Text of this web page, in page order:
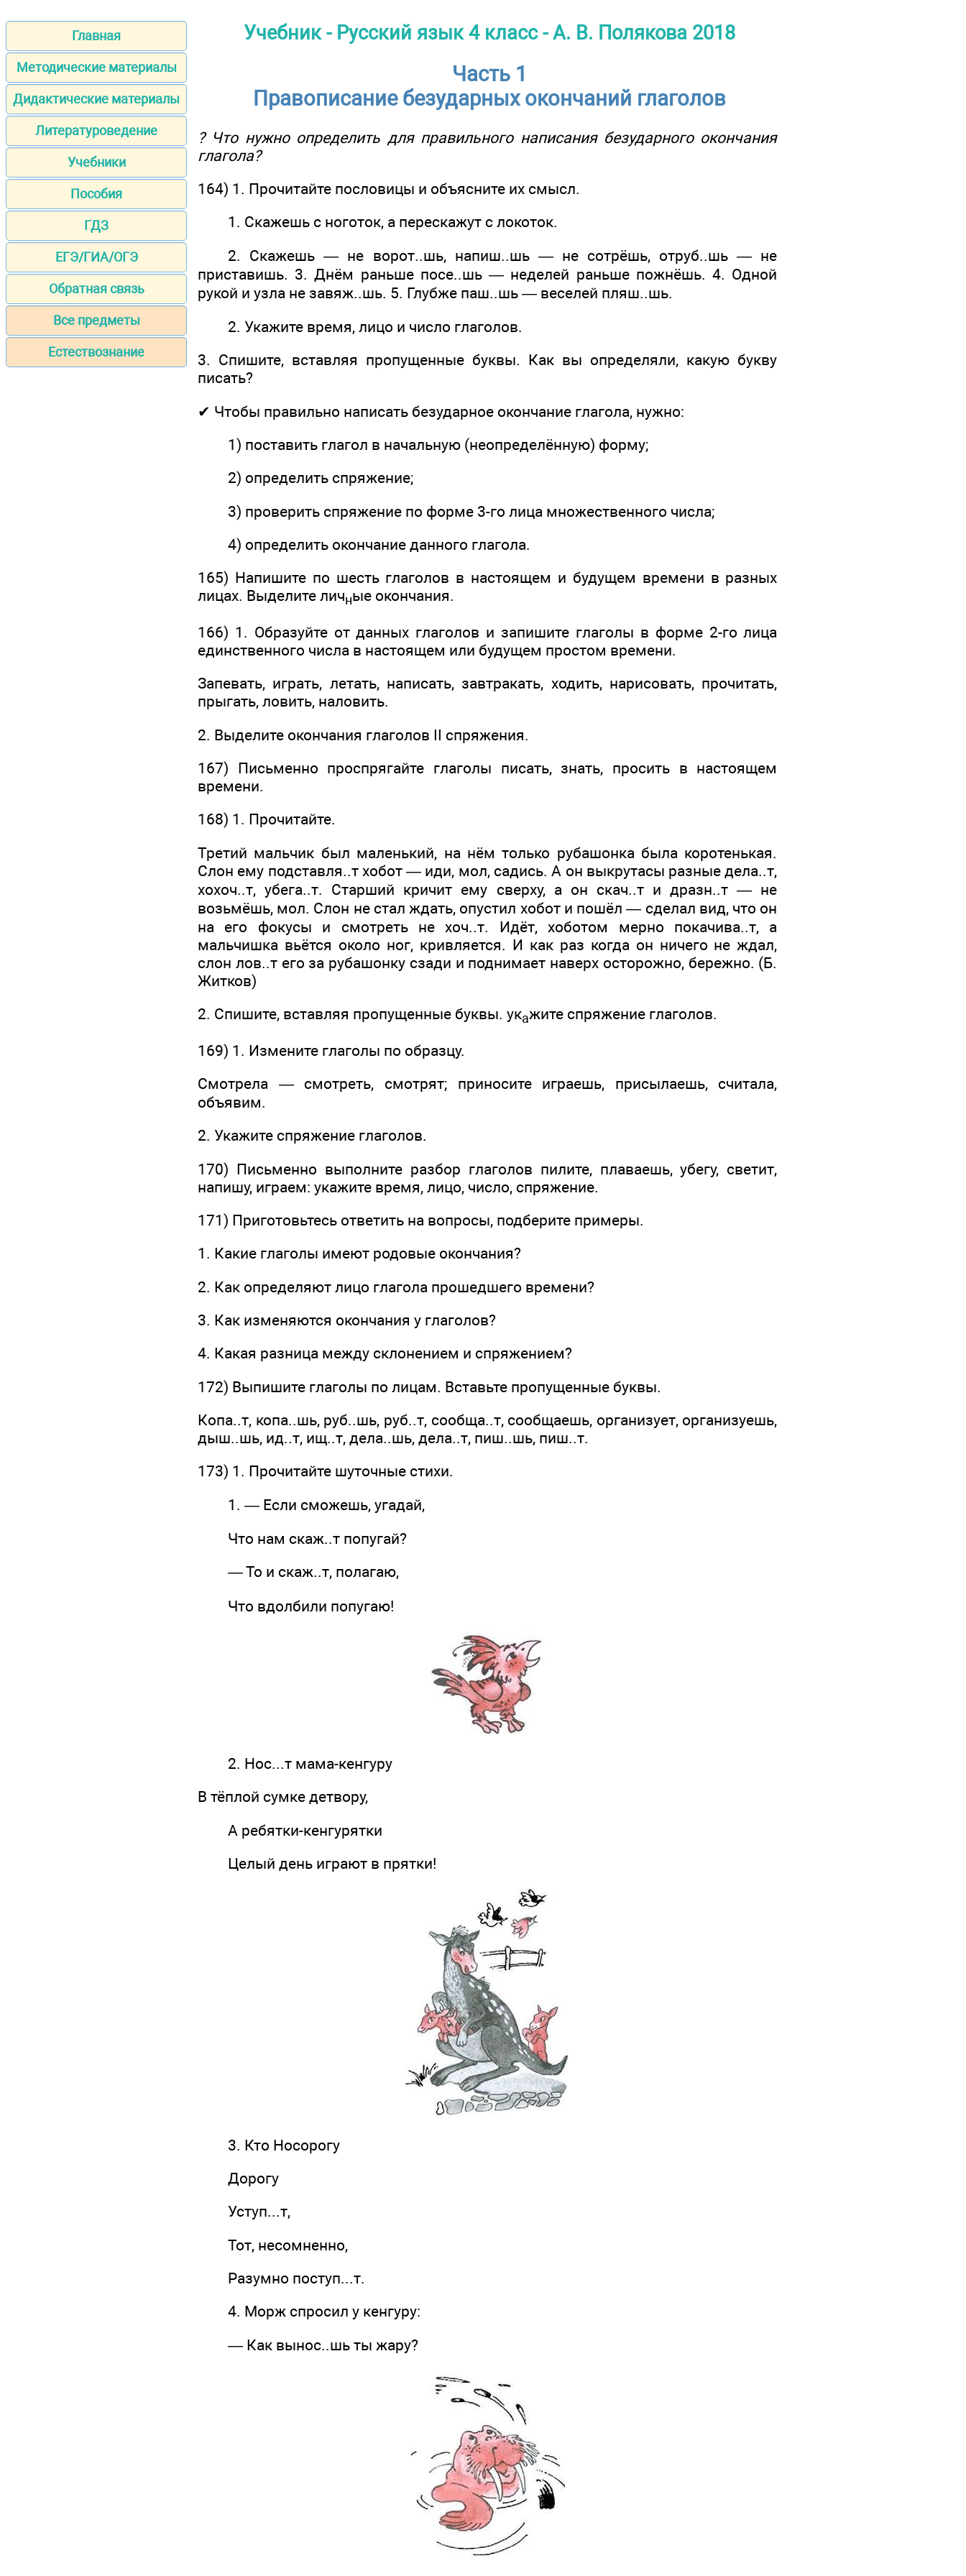
Главная
Методические материалы
Дидактические материалы
Литературоведение
Учебники
Пособия
ГДЗ
ЕГЭ/ГИА/ОГЭ
Обратная связь
Все предметы
Естествознание
Учебник - Русский язык 4 класс - А. В. Полякова 2018
Часть 1
Правописание безударных окончаний глаголов
? Что нужно определить для правильного написания безударного окончания
глагола?
164) 1. Прочитайте пословицы и объясните их смысл.
1. Скажешь с ноготок, а перескажут с локоток.
2. Скажешь — не ворот..шь, напиш..шь — не сотрёшь, отруб..шь — не
приставишь. 3. Днём раньше посе..шь — неделей раньше пожнёшь. 4. Одной
рукой и узла не завяж..шь. 5. Глубже паш..шь — веселей пляш..шь.
2. Укажите время, лицо и число глаголов.
3. Спишите, вставляя пропущенные буквы. Как вы определяли, какую букву
писать?
✔ Чтобы правильно написать безударное окончание глагола, нужно:
1) поставить глагол в начальную (неопределённую) форму;
2) определить спряжение;
3) проверить спряжение по форме 3-го лица множественного числа;
4) определить окончание данного глагола.
165) Напишите по шесть глаголов в настоящем и будущем времени в разных
лицах. Выделите личные окончания.
166) 1. Образуйте от данных глаголов и запишите глаголы в форме 2-го лица
единственного числа в настоящем или будущем простом времени.
Запевать, играть, летать, написать, завтракать, ходить, нарисовать, прочитать,
прыгать, ловить, наловить.
2. Выделите окончания глаголов II спряжения.
167) Письменно проспрягайте глаголы писать, знать, просить в настоящем
времени.
168) 1. Прочитайте.
Третий мальчик был маленький, на нём только рубашонка была коротенькая.
Слон ему подставля..т хобот — иди, мол, садись. А он выкрутасы разные дела..т,
хохоч..т, убега..т. Старший кричит ему сверху, а он скач..т и дразн..т — не
возьмёшь, мол. Слон не стал ждать, опустил хобот и пошёл — сделал вид, что он
на его фокусы и смотреть не хоч..т. Идёт, хоботом мерно покачива..т, а
мальчишка вьётся около ног, кривляется. И как раз когда он ничего не ждал,
слон лов..т его за рубашонку сзади и поднимает наверх осторожно, бережно. (Б.
Житков)
2. Спишите, вставляя пропущенные буквы. укажите спряжение глаголов.
169) 1. Измените глаголы по образцу.
Смотрела — смотреть, смотрят; приносите играешь, присылаешь, считала,
объявим.
2. Укажите спряжение глаголов.
170) Письменно выполните разбор глаголов пилите, плаваешь, убегу, светит,
напишу, играем: укажите время, лицо, число, спряжение.
171) Приготовьтесь ответить на вопросы, подберите примеры.
1. Какие глаголы имеют родовые окончания?
2. Как определяют лицо глагола прошедшего времени?
3. Как изменяются окончания у глаголов?
4. Какая разница между склонением и спряжением?
172) Выпишите глаголы по лицам. Вставьте пропущенные буквы.
Копа..т, копа..шь, руб..шь, руб..т, сообща..т, сообщаешь, организует, организуешь,
дыш..шь, ид..т, ищ..т, дела..шь, дела..т, пиш..шь, пиш..т.
173) 1. Прочитайте шуточные стихи.
1. — Если сможешь, угадай,
Что нам скаж..т попугай?
— То и скаж..т, полагаю,
Что вдолбили попугаю!
2. Нос...т мама-кенгуру
В тёплой сумке детвору,
А ребятки-кенгурятки
Целый день играют в прятки!
3. Кто Носорогу
Дорогу
Уступ...т,
Тот, несомненно,
Разумно поступ...т.
4. Морж спросил у кенгуру:
— Как вынос..шь ты жару?